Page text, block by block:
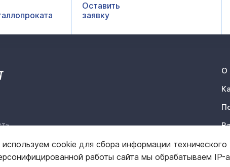
Оставить
заявку
Карта сайта
О
cookie для сбора информации технического
работы сайта мы обрабатываем